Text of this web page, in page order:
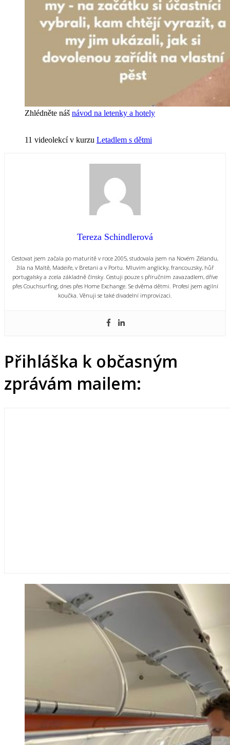
Zhlédněte náš návod na letenky a hotely
11 videolekcí v kurzu Letadlem s dětmi
Tereza Schindlerová
Cestovat jsem začala po maturitě v roce 2005, studovala jsem na Novém Zélandu,
žila na Maltě, Madeiře, v Bretani a v Portu. Mluvím anglicky, francouzsky, hůř
portugalsky a zcela základně čínsky. Cestuji pouze s příručním zavazadlem, dříve
přes Couchsurfing, dnes přes Home Exchange. Se dvěma dětmi. Profesí jsem agilní
koučka. Věnuji se také divadelní improvizaci.
Přihláška k občasným
zprávám mailem: